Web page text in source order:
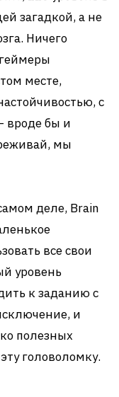
загадкой, а не
Ничего
месте,
с
вроде бы и
мы
деле, Brain
все свои
уровень
к заданию с
и
полезных
головоломку.